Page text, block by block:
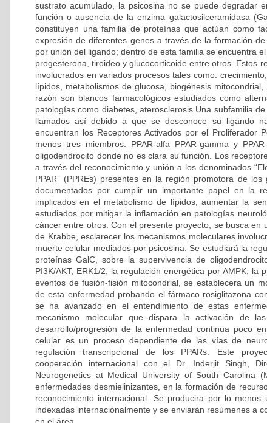
sustrato acumulado, la psicosina no se puede degradar
función o ausencia de la enzima galactosilceramidasa
constituyen una familia de proteínas que actúan como
expresión de diferentes genes a través de la formación
por unión del ligando; dentro de esta familia se encuentra
progesterona, tiroideo y glucocorticoide entre otros. Estos
involucrados en variados procesos tales como:
lípidos, metabolismos de glucosa, biogénesis
razón son blancos farmacológicos estudiados como
patologías como diabetes, aterosclerosis Una subfamilia
llamados así debido a que se desconoce su ligando
encuentran los Receptores Activados por el Proliferador
menos tres miembros: PPAR-alfa PPAR-gamma y
oligodendrocito donde no es clara su función. Los
a través del reconocimiento y unión a los denominados
PPAR” (PPREs) presentes en la región promotora de
documentados por cumplir un importante papel en la
implicados en el metabolismo de lípidos, aumentar la
estudiados por mitigar la inflamación en patologías
cáncer entre otros. Con el presente proyecto, se busca en
de Krabbe, esclarecer los mecanismos moleculares
muerte celular mediados por psicosina. Se estudiará la
proteínas GalC, sobre la supervivencia de
PI3K/AKT, ERK1/2, la regulación energética por AMPK, la
eventos de fusión-fisión mitocondrial, se establecera un
de esta enfermedad probando el fármaco rosiglitazona
se ha avanzado en el entendimiento de estas
mecanismo molecular que dispara la activación de
desarrollo/progresión de la enfermedad continua poco
celular es un proceso dependiente de las vías de
regulación transcripcional de los PPARs. Este
cooperación internacional con el Dr. Inderjit Singh,
Neurogenetics at Medical University of South Carolina
enfermedades desmielinizantes, en la formación de
reconocimiento internacional. Se producira por lo
indexadas internacionalmente y se enviarán resúmenes a